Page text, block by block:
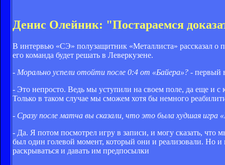
Денис Олейник: "Постараемся
В интервью «СЭ» полузащитник «Металлиста» рассказал о
его команда будет решать в Леверкузене.
- Морально успели отойти после 0:4 от «Байера»? - первый
- Это непросто. Ведь мы уступили на своем поле, да еще и с
Только в таком случае мы сможем хотя бы немного
- Сразу после матча вы сказали, что это была худшая игра
- Да. Я потом посмотрел игру в записи, и могу сказать, что
был один голевой момент, который они и реализовали. Но
раскрываться и давать им предпосылки